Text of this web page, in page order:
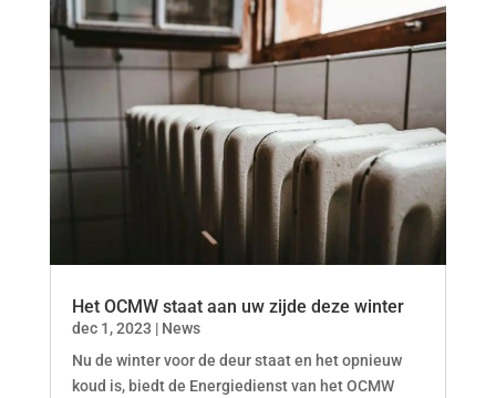
Het OCMW staat aan uw zijde deze winter
dec 1, 2023 | News
Nu de winter voor de deur staat en het opnieuw
koud is, biedt de Energiedienst van het OCMW